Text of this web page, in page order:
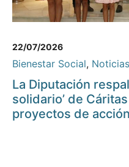
22/07/2026
Bienestar Social, Noticias
La Diputación
solidario’ de
proyectos de